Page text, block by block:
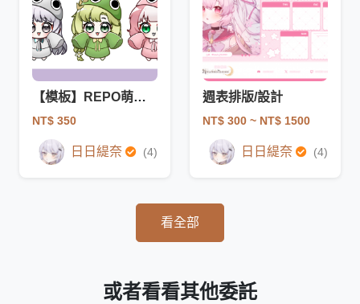
【模板】REPO萌萌袖
NT$ 350
日日緹奈 (4)
週表排版/設計
NT$ 300 ~ NT$ 1500
日日緹奈 (4)
看全部
或者看看其他委託